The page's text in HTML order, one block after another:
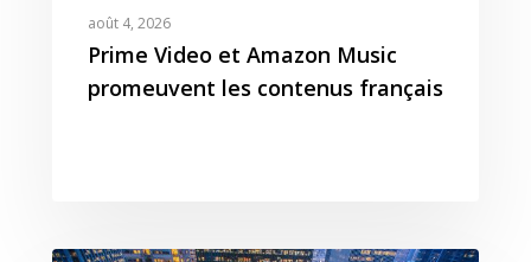
août 4, 2026
Prime Video et Amazon Music
promeuvent les contenus français